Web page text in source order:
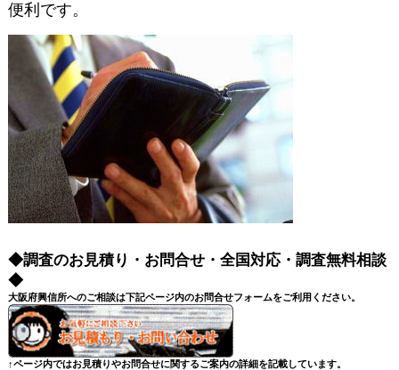
便利です。
◆調査のお見積り・お問合せ・全国対応・調査無料相談
◆
大阪府興信所へのご相談は下記ページ内のお問合せフォームをご利用ください。
↑ページ内ではお見積りやお問合せに関するご案内の詳細を記載しています。